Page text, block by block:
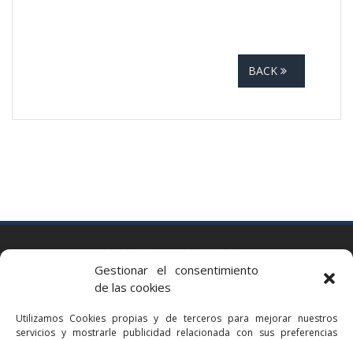
Gestionar el consentimiento
de las cookies
Utilizamos Cookies propias y de terceros para mejorar nuestros
servicios y mostrarle publicidad relacionada con sus preferencias
BACK
Via Augusta 2 bis, 3º, 08006 Barcelona
bcn@bellavistalegal.eu